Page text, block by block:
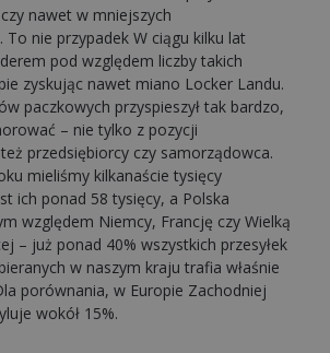
nawet w mniejszych
To nie przypadek W ciągu kilku lat
pod względem liczby takich
zyskując nawet miano Locker Landu.
paczkowych przyspieszył tak bardzo,
– nie tylko z pozycji
przedsiębiorcy czy samorządowca.
mieliśmy kilkanaście tysięcy
ich ponad 58 tysięcy, a Polska
względem Niemcy, Francję czy Wielką
– już ponad 40% wszystkich przesyłek
w naszym kraju trafia właśnie
porównania, w Europie Zachodniej
wokół 15%.